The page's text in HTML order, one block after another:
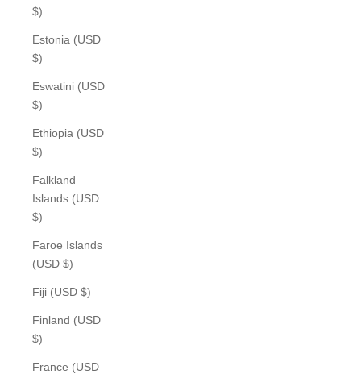
$)
Estonia (USD
$)
Eswatini (USD
$)
Ethiopia (USD
$)
Falkland
Islands (USD
$)
Faroe Islands
(USD $)
Fiji (USD $)
Finland (USD
$)
France (USD